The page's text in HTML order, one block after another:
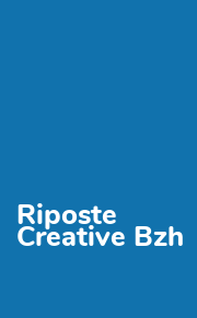
Riposte
Creative Bzh